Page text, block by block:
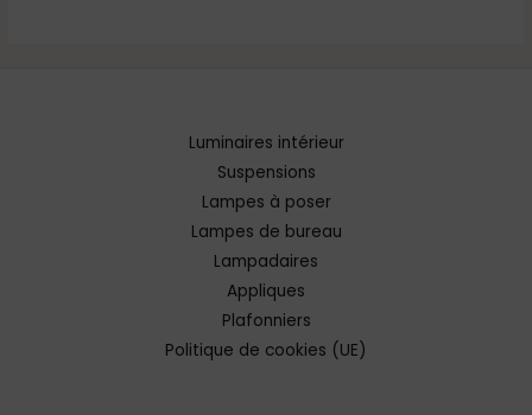
Luminaires intérieur
Suspensions
Lampes à poser
Lampes de bureau
Lampadaires
Appliques
Plafonniers
Politique de cookies (UE)